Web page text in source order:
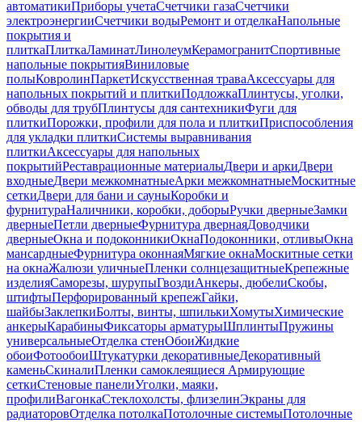
автоматикиПриборы учетаСчетчики газаСчетчики
электроэнергииСчетчики водыРемонт и отделкаНапольные
покрытия и
плиткаПлиткаЛаминатЛинолеумКерамогранитСпортивные
напольные покрытияВиниловые
полыКовролинПаркетИскусственная траваАксессуары для
напольных покрытий и плиткиПодложкаПлинтусы, уголки,
обводы для трубПлинтусы для сантехникиФуги для
плиткиПорожки, профили для пола и плиткиПриспособления
для укладки плиткиСистемы выравнивания
плиткиАксессуары для напольных
покрытийРеставрационные материалыДвери и аркиДвери
входныеДвери межкомнатныеАрки межкомнатныеМоскитные
сеткиДвери для бани и сауныКоробки и
фурнитураНаличники, коробки, доборыРучки дверныеЗамки
дверныеПетли дверныеФурнитура двернаяДоводчики
дверныеОкна и подоконникиОкнаПодоконники, отливыОкна
мансардныеФурнитура оконнаяМягкие окнаМоскитные сетки
на окнаЖалюзи уличныеПленки солнцезащитныеКрепежные
изделияСаморезы, шурупыГвоздиАнкеры, дюбелиСкобы,
штифтыПерфорированный крепежГайки,
шайбыЗаклепкиБолты, винты, шпилькиХомутыХимические
анкерыКарабиныФиксаторы арматурыШплинтыПружины
универсальныеОтделка стенОбоиЖидкие
обоиФотообоиШтукатурки декоративныеДекоративный
каменьСкиналиПленки самоклеящиеся Армирующие
сеткиСтеновые панелиУголки, маяки,
профилиВагонкаСтеклохолсты, флизелинЭкраны для
радиаторовОтделка потолкаПотолочные системыПотолочные